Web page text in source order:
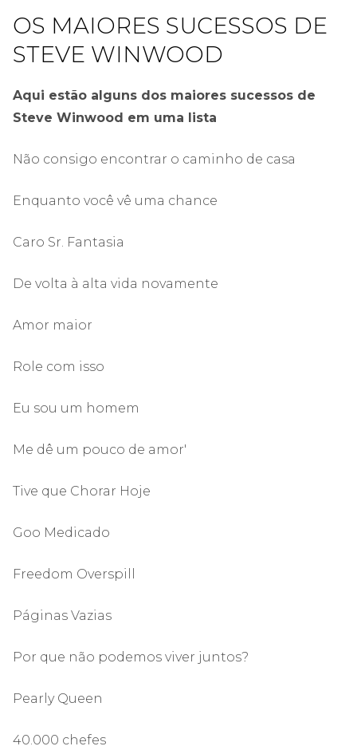
OS MAIORES SUCESSOS DE
STEVE WINWOOD
Aqui estão alguns dos maiores sucessos de
Steve Winwood em uma lista
Não consigo encontrar o caminho de casa
Enquanto você vê uma chance
Caro Sr. Fantasia
De volta à alta vida novamente
Amor maior
Role com isso
Eu sou um homem
Me dê um pouco de amor'
Tive que Chorar Hoje
Goo Medicado
Freedom Overspill
Páginas Vazias
Por que não podemos viver juntos?
Pearly Queen
40.000 chefes